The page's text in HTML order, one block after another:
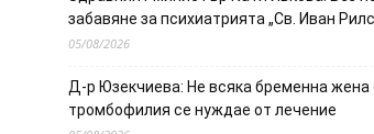
забавяне за психиатрията „Св. Иван
05/08/2026
Д-р Юзекчиева: Не всяка бременна жена
тромбофилия се нуждае от лечение